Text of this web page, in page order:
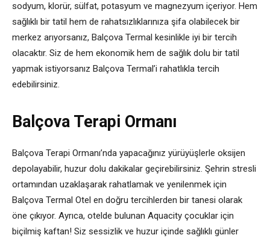
sodyum, klorür, sülfat, potasyum ve magnezyum içeriyor. Hem
sağlıklı bir tatil hem de rahatsızlıklarınıza şifa olabilecek bir
merkez arıyorsanız, Balçova Termal kesinlikle iyi bir tercih
olacaktır. Siz de hem ekonomik hem de sağlık dolu bir tatil
yapmak istiyorsanız Balçova Termal’i rahatlıkla tercih
edebilirsiniz.
Balçova Terapi Ormanı
Balçova Terapi Ormanı’nda yapacağınız yürüyüşlerle oksijen
depolayabilir, huzur dolu dakikalar geçirebilirsiniz. Şehrin stresli
ortamından uzaklaşarak rahatlamak ve yenilenmek için
Balçova Termal Otel en doğru tercihlerden bir tanesi olarak
öne çıkıyor. Ayrıca, otelde bulunan Aquacity çocuklar için
biçilmiş kaftan! Siz sessizlik ve huzur içinde sağlıklı günler